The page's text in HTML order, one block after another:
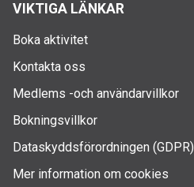
VIKTIGA LÄNKAR
Boka aktivitet
Kontakta oss
Medlems -och användarvillkor
Bokningsvillkor
Dataskyddsförordningen (GDPR)
Mer information om cookies